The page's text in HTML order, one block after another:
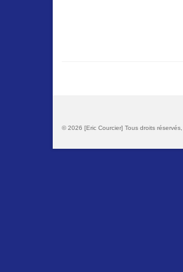
© 2026 [Eric Courcier] Tous droits